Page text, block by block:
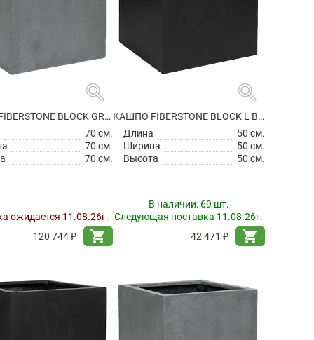
search
КАШПО FIBERSTONE BLOCK GREY XXL
70 см.
70 см.
70 см.
ожидается 11.08.26г.
120 744 ₽
shopping_cart
search
КАШПО FIBERSTONE BLOCK L BLACK
Длина
50 см.
Ширина
50 см.
Высота
50 см.
В наличии: 69 шт.
Следующая поставка 11.08.26г.
42 471 ₽
shopping_cart